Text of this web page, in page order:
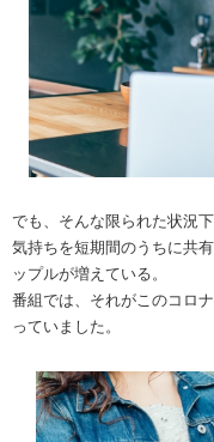
でも、そんな限られた状況
気持ちを短期間のうちに共
ップルが増えている。
番組では、それがこのコロ
っていました。